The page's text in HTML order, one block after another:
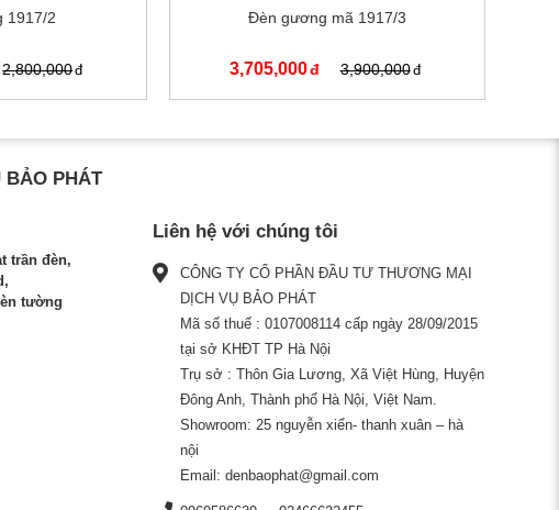
1917/2
2,800,000
Đèn gương mã 1917/3
3,705,000 3,900,000
BẢO PHÁT
trần đèn
tường
Liên hệ với chúng tôi
CÔNG TY CỔ PHẦN ĐẦU TƯ THƯƠNG MẠI
DỊCH VỤ BẢO PHÁT
Mã số thuế : 0107008114 cấp ngày 28/09/2015
tại sở KHĐT TP Hà Nội
Trụ sở : Thôn Gia Lương, Xã Việt Hùng, Huyện
Đông Anh, Thành phố Hà Nội, Việt Nam.
Showroom: 25 nguyễn xiển- thanh xuân – hà
nội
Email:denbaophat@gmail.com